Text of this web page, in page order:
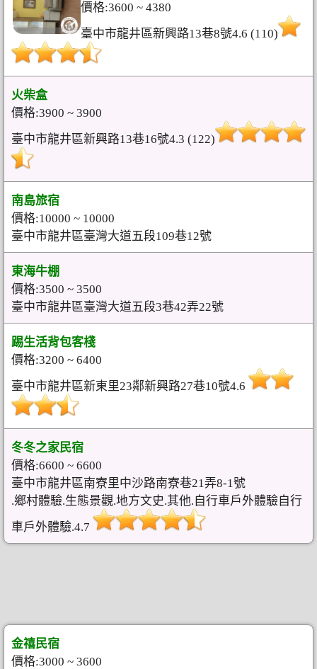
價格:3600 ~ 4380
臺中市龍井區新興路13巷8號4.6 (110)
火柴盒
價格:3900 ~ 3900
臺中市龍井區新興路13巷16號4.3 (122)
南島旅宿
價格:10000 ~ 10000
臺中市龍井區臺灣大道五段109巷12號
東海牛棚
價格:3500 ~ 3500
臺中市龍井區臺灣大道五段3巷42弄22號
踢生活背包客棧
價格:3200 ~ 6400
臺中市龍井區新東里23鄰新興路27巷10號4.6
冬冬之家民宿
價格:6600 ~ 6600
臺中市龍井區南寮里中沙路南寮巷21弄8-1號
.鄉村體驗.生態景觀.地方文史.其他.自行車戶外體驗自行
車戶外體驗.4.7
金禧民宿
價格:3000 ~ 3600